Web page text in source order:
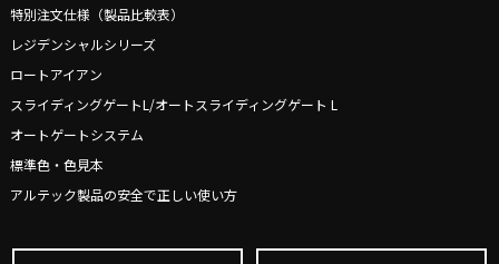
特別注文仕様（製品比較表）
レジデンシャルシリーズ
ロートアイアン
スライディングゲートL/オートスライディングゲート L
オートゲートシステム
標準色・色見本
アルテック製品の安全で正しい使い方